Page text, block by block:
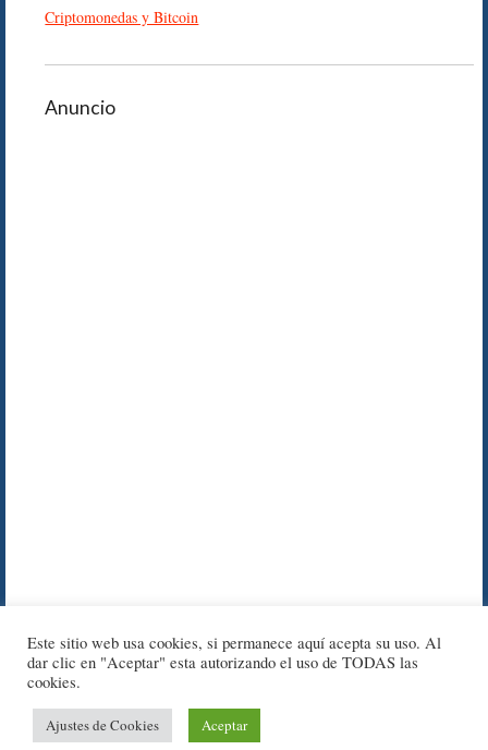
Criptomonedas y Bitcoin
Anuncio
© 2012 - 2025 Cursos de Forex -
Cookies-Política de Privacidad
Este sitio web usa cookies, si permanece aquí acepta su uso. Al
dar clic en "Aceptar" esta autorizando el uso de TODAS las
cookies.
Ajustes de Cookies Aceptar